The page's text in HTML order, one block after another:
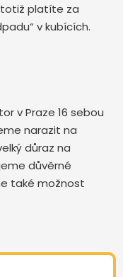
platíte za
v kubících.
v Praze 16 sebou
narazit na
důraz na
důvěrné
také možnost